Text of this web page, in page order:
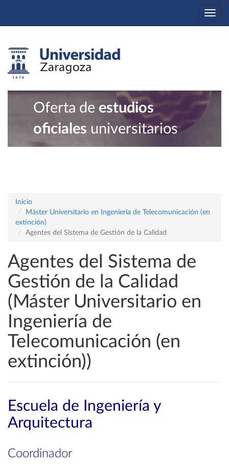
Oferta de estudios
oficiales universitarios
Inicio
Máster Universitario en Ingeniería de Telecomunicación (en
extinción)
Agentes del Sistema de Gestión de la Calidad
Agentes del Sistema de
Gestión de la Calidad
(Máster Universitario en
Ingeniería de
Telecomunicación (en
extinción))
Escuela de Ingeniería y
Arquitectura
Coordinador